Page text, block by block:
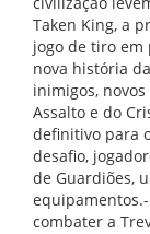
Taken King, a
jogo de tiro em
nova história
inimigos,
Assalto e do
definitivo para
desafio,
de Guardiões,
combater a